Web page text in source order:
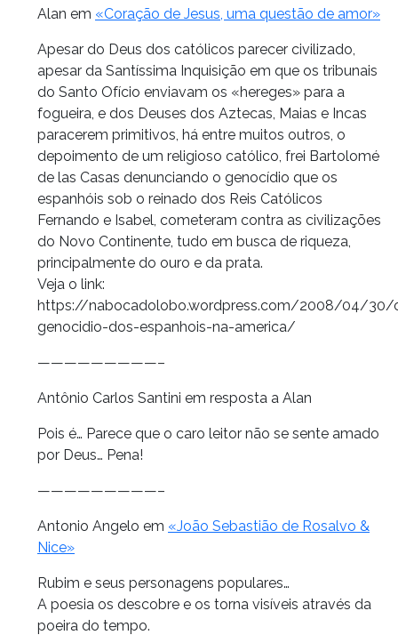
Alan em «Coração de Jesus, uma questão de amor»
Apesar do Deus dos católicos parecer civilizado,
apesar da Santíssima Inquisição em que os tribunais
do Santo Ofício enviavam os «hereges» para a
fogueira, e dos Deuses dos Aztecas, Maias e Incas
paracerem primitivos, há entre muitos outros, o
depoimento de um religioso católico, frei Bartolomé
de las Casas denunciando o genocídio que os
espanhóis sob o reinado dos Reis Católicos
Fernando e Isabel, cometeram contra as civilizações
do Novo Continente, tudo em busca de riqueza,
principalmente do ouro e da prata.
Veja o link:
https://nabocadolobo.wordpress.com/2008/04/30/
genocidio-dos-espanhois-na-america/
—————————–
Antônio Carlos Santini em resposta a Alan
Pois é… Parece que o caro leitor não se sente amado
por Deus… Pena!
—————————–
Antonio Angelo em «João Sebastião de Rosalvo &
Nice»
Rubim e seus personagens populares…
A poesia os descobre e os torna visíveis através da
poeira do tempo.